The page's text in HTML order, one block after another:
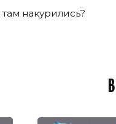
накурились?